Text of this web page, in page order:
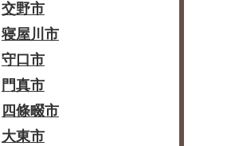
交野市
寝屋川市
守口市
門真市
四條畷市
大東市